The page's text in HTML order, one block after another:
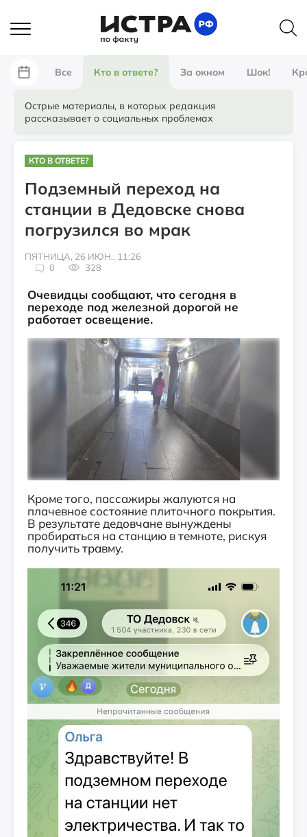
Все Кто в ответе? За окном Шок!
Острые материалы, в которых редакция
рассказывает о социальных проблемах
КТО В ОТВЕТЕ?
Подземный переход на
станции в Дедовске снова
погрузился во мрак
ПЯТНИЦА, 26 ИЮН., 11:26
0
328
Очевидцы сообщают, что сегодня в
переходе под железной дорогой не
работает освещение.
Кроме того, пассажиры жалуются на
плачевное состояние плиточного покрытия.
В результате дедовчане вынуждены
пробираться на станцию в темноте, рискуя
получить травму.